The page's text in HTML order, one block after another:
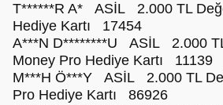
T******R A* ASİL 2.000 TL
Hediye Kartı 17454
A***N D********U ASİL 2.000
Money Pro Hediye Kartı
M***H Ö***Y ASİL 2.000 TL
Pro Hediye Kartı 86926